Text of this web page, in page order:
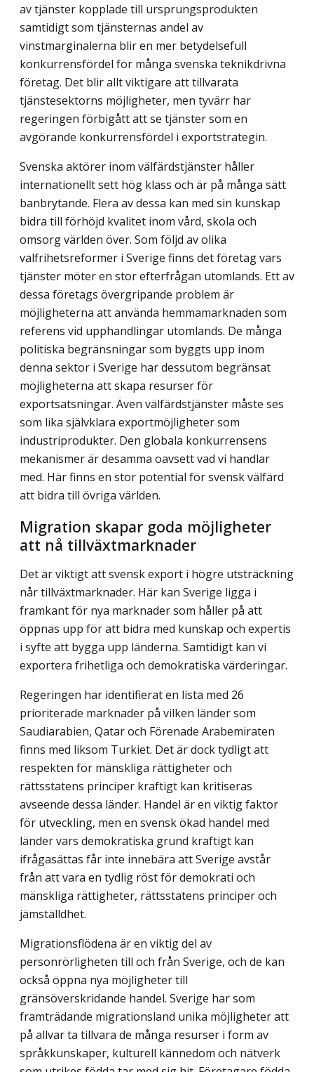
av tjänster kopplade till ursprungsprodukten
samtidigt som tjänsternas andel av
vinstmarginalerna blir en mer betydelsefull
konkurrensfördel för många svenska teknikdrivna
företag. Det blir allt viktigare att tillvarata
tjänstesektorns möjligheter, men tyvärr har
regeringen förbigått att se tjänster som en
avgörande konkurrensfördel i exportstrategin.
Svenska aktörer inom välfärdstjänster håller
internationellt sett hög klass och är på många sätt
banbrytande. Flera av dessa kan med sin kunskap
bidra till förhöjd kvalitet inom vård, skola och
omsorg världen över. Som följd av olika
valfrihetsreformer i Sverige finns det företag vars
tjänster möter en stor efterfrågan utomlands. Ett av
dessa företags övergripande problem är
möjligheterna att använda hemmamarknaden som
referens vid upphandlingar utomlands. De många
politiska begränsningar som byggts upp inom
denna sektor i Sverige har dessutom begränsat
möjligheterna att skapa resurser för
exportsatsningar. Även välfärdstjänster måste ses
som lika självklara exportmöjligheter som
industriprodukter. Den globala konkurrensens
mekanismer är desamma oavsett vad vi handlar
med. Här finns en stor potential för svensk välfärd
att bidra till övriga världen.
Migration skapar goda möjligheter
att nå tillväxtmarknader
Det är viktigt att svensk export i högre utsträckning
når tillväxtmarknader. Här kan Sverige ligga i
framkant för nya marknader som håller på att
öppnas upp för att bidra med kunskap och expertis
i syfte att bygga upp länderna. Samtidigt kan vi
exportera frihetliga och demokratiska värderingar.
Regeringen har identifierat en lista med 26
prioriterade marknader på vilken länder som
Saudiarabien, Qatar och Förenade Arabemiraten
finns med liksom Turkiet. Det är dock tydligt att
respekten för mänskliga rättigheter och
rättsstatens principer kraftigt kan kritiseras
avseende dessa länder. Handel är en viktig faktor
för utveckling, men en svensk ökad handel med
länder vars demokratiska grund kraftigt kan
ifrågasättas får inte innebära att Sverige avstår
från att vara en tydlig röst för demokrati och
mänskliga rättigheter, rättsstatens principer och
jämställdhet.
Migrationsflödena är en viktig del av
personrörligheten till och från Sverige, och de kan
också öppna nya möjligheter till
gränsöverskridande handel. Sverige har som
framträdande migrationsland unika möjligheter att
på allvar ta tillvara de många resurser i form av
språkkunskaper, kulturell kännedom och nätverk